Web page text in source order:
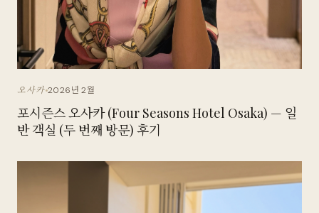
오사카 2026년 2월
포시즌스 오사카 (Four Seasons Hotel Osaka) — 일
반 객실 (두 번째 방문) 후기